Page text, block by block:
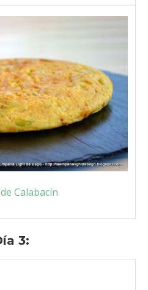
Calabacín
3: